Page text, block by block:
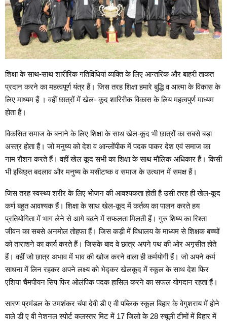
शिक्षा के साथ-साथ शारीरिक गतिविधियां व्यक्ति के लिए आन्तरिक और बाहरी ताकत
प्रदान करने का महत्वपूर्ण यंत्र हैं। जिस तरह शिक्षा हमारे बुद्धि व आत्मा के विकास के
लिए माध्यम हैं । वहीं छात्रों में खेल- कूद शारिरीक विकास के लिय महत्वपुर्ण माध्यम
होता हैं।
विकसित समाज के बनाने के लिए शिक्षा के साथ खेल-कूद भी छात्रों का सबसे बड़ा
अस्त्र होता हैं। जो मनुष्य को देश व आन्लोंपीक में पदक पाकर देश एवं समाज का
नाम रौशन करते हैं। वहीं खेल कूद सभी का शिक्षा के साथ मौलिक अधिकार हैं। किसी
भी इचिछ्त बदलाव और मनुष्य के मसीटष्क व समाज के उत्थान में समक्ष हैं।
जिस तरह स्वस्थ्य शरीर के लिए भोजन की आवश्यकता होती है उसी तरह ही खेल-कूद
कर्ण बहुत आवश्यक हैं। शिक्षा के साथ खेल-कूद में कर्तव्य का पालन करते हय
प्रतियोगिता में भाग लेने से आगे बढने में सफलता मिलती हैं। गुरु शिष्य का रिश्ता
जीवन का सबसे अनमोल तोहफा हैं। जिस कड़ी में विधालय के माध्यम से शिक्षक बच्चों
को ताराशने का कार्य करते हैं। जिसके बाद वे छात्र अपने पथ की ओर अगृसीत होते
हैं। वहीं जो छात्र अभाव में भाव की खोज करने वाला ही कर्मयोगी हैं। जो अपने कर्म
साधना में लिन रहकर अपने लक्ष्य को भेद्कर खेलकूद में स्कूल के साथ देश फिर
एशिया चैमपीयन सिप फिर ओलंपिक पदक हासिल करने का सफल योगदान रहता हैं।
सारण प्रमंडल के उमशंकर चंपा देवी डी ए वी पब्लिक स्कूल बिहार के वेगुशराय में होने
वाले डी ए वी नेशनल स्पोर्ट कलस्तर मिट में 17 जिलो के 28 स्चूली टीमों में विहार में